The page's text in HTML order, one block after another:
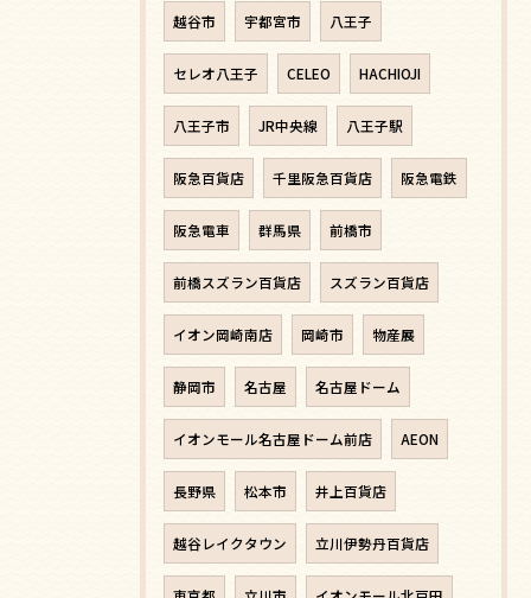
越谷市 宇都宮市 八王子
セレオ八王子 CELEO HACHIOJI
八王子市 JR中央線 八王子駅
阪急百貨店 千里阪急百貨店 阪急電鉄
阪急電車 群馬県 前橋市
前橋スズラン百貨店 スズラン百貨店
イオン岡崎南店 岡崎市 物産展
静岡市 名古屋 名古屋ドーム
イオンモール名古屋ドーム前店 AEON
長野県 松本市 井上百貨店
越谷レイクタウン 立川伊勢丹百貨店